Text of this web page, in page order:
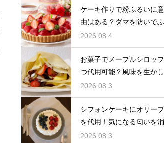
ケーキ作りで粉ふるいに
由はある？ダマを防いで
と軽い生地に焼き上げるた
本
2026.08.4
お菓子でメープルシロッ
つ代用可能？風味を生か
しい技
2026.08.3
シフォンケーキにオリー
を代用！気になる匂いを
ザ
2026.08.3